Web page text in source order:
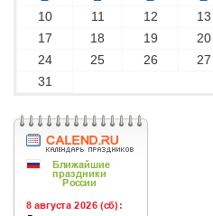
10
11 12 13
17
18 19 20
24
25 26 27
31